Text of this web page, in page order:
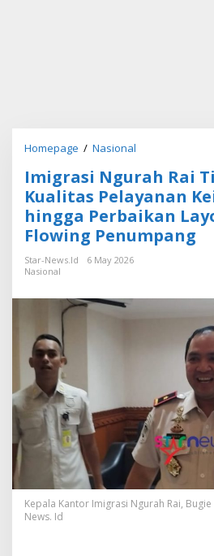
Homepage / Nasional
i
g
r
a
s
i
n
g
k
a
k
a
Imigrasi Ngurah Rai
Kualitas Pelayanan
hingga Perbaikan
Flowing Penumpang
Star-News.id
6 May 2026
Nasional
Kepala Kantor Imigrasi Ngurah Rai,
News. Id